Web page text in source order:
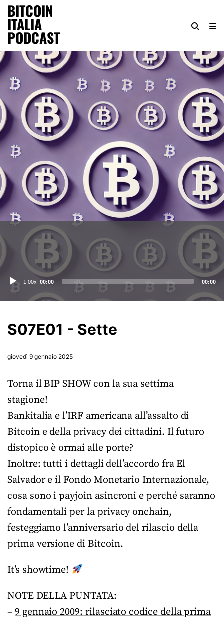
BITCOIN
ITALIA
PODCAST
Audio
Player
1.00x 00:00 00:00
S07E01 - Sette
giovedì 9 gennaio 2025
Torna il BIP SHOW con la sua settima
stagione!
Bankitalia e l’IRF americana all’assalto di
Bitcoin e della privacy dei cittadini. Il futuro
distopico è ormai alle porte?
Inoltre: tutti i dettagli dell’accordo fra El
Salvador e il Fondo Monetario Internazionale,
cosa sono i payjoin asincroni e perché saranno
fondamentali per la privacy onchain,
festeggiamo l’anniversario del rilascio della
prima versione di Bitcoin.
It’s showtime!
NOTE DELLA PUNTATA:
– 9 gennaio 2009: rilasciato codice della prima